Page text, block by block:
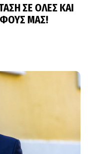
ΣΕ ΟΛΕΣ ΚΑΙ
ΜΑΣ!